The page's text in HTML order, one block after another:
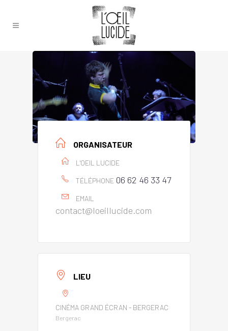
ORGANISATEUR
L'OEIL LUCIDE
TÉLÉPHONE 06 62 46 33 47
EMAIL
contact@loeillucide.com
LIEU
CINÉMA GRAND ÉCRAN - BERGERAC
Bergerac